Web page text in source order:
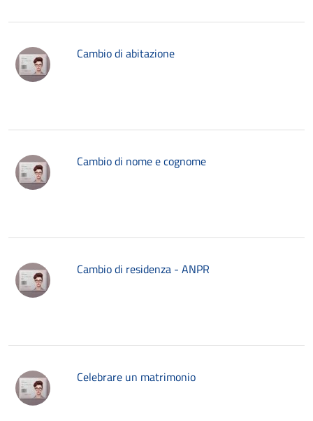
Cambio di abitazione
Cambio di nome e cognome
Cambio di residenza - ANPR
Celebrare un matrimonio